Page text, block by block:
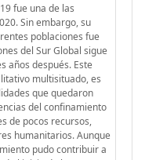
fue una de las
Sin embargo, su
poblaciones fue
del Sur Global sigue
años después. Este
multisituado, es
que quedaron
del confinamiento
de pocos recursos,
humanitarios. Aunque
pudo contribuir a